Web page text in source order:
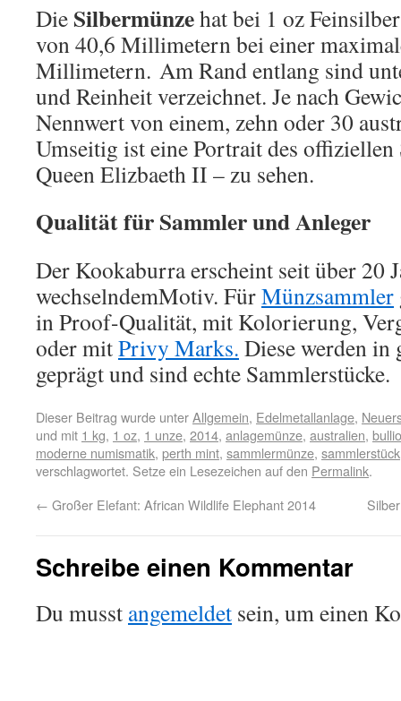
Die Silbermünzehat bei 1 oz
von 40,6 Millimetern bei einer
Millimetern. Am Rand entlang sind
und Reinheit verzeichnet. Je nach
Nennwert von einem, zehn oder 30
Umseitig ist eine Portrait des offiziellen
Queen Elizbaeth II – zu sehen.
Qualität für Sammler und Anleger
Der Kookaburra erscheint seit über 20
wechselndemMotiv. FürMünzsammler
in Proof-Qualität, mit Kolorierung,
oder mitPrivy Marks. Diese werden in
geprägt und sind echte Sammlerstücke.
Dieser Beitrag wurde unterAllgemein, Edelmetallanlage,
und mit 1 kg, 1 oz, 1 unze, 2014, anlagemünze, australien,
moderne numismatik, perth mint, sammlermünze, sammlerstück
verschlagwortet. Setze ein Lesezeichen auf den Permalink.
← Großer Elefant: African Wildlife Elephant 2014
Schreibe einen Kommentar
Du musst angemeldet sein, um einen